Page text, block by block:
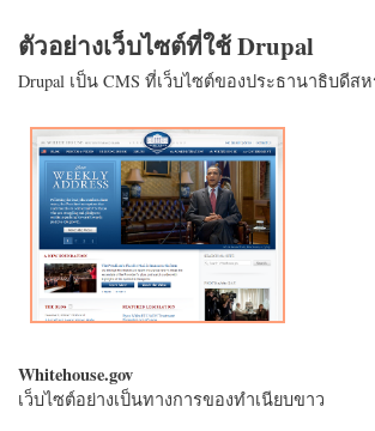
ตัวอย่างเว็บไซต์ที่ใช้ Drupal
Drupal เป็น CMS ที่เว็บไซต์ของประธานาธิบดีสห
Whitehouse.gov
เว็บไซต์อย่างเป็นทางการของทำเนียบขาว